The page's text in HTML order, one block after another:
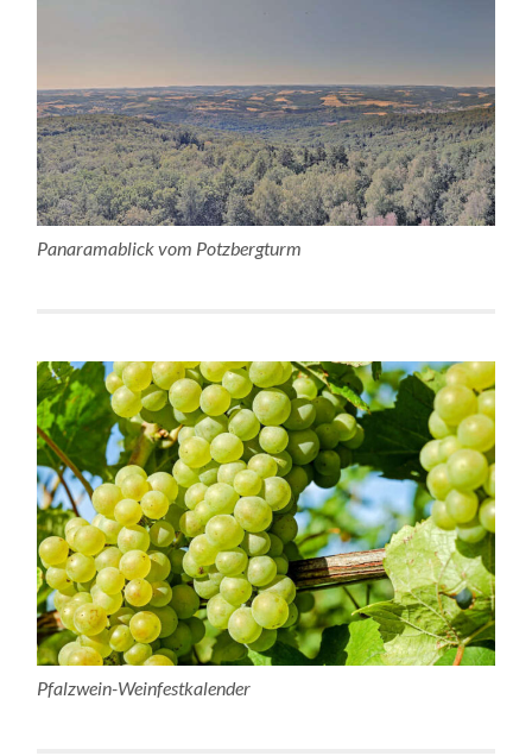
Panaramablick vom Potzbergturm
Pfalzwein-Weinfestkalender